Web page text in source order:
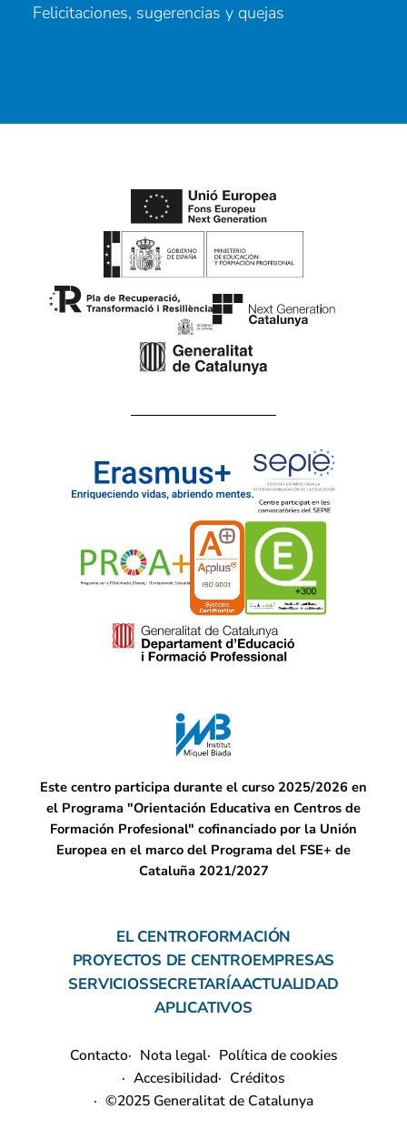
Felicitaciones, sugerencias y quejas
Este centro participa durante el curso 2025/2026 en
el Programa "Orientación Educativa en Centros de
Formación Profesional" cofinanciado por la Unión
Europea en el marco del Programa del FSE+ de
Cataluña 2021/2027
EL CENTROFORMACIÓN
PROYECTOS DE CENTROEMPRESAS
SERVICIOSSECRETARÍAACTUALIDAD
APLICATIVOS
Contacto Nota legal
Política de cookies
Accesibilidad
Créditos
©2025 Generalitat de Catalunya